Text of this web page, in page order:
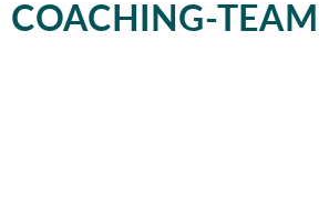
COACHING-TEAM